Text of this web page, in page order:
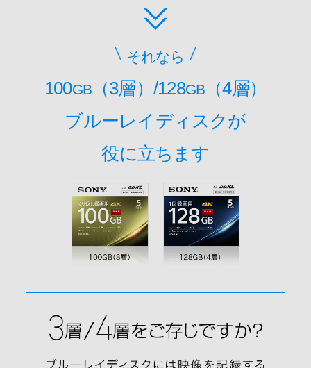
それなら
100GB （3層）/128GB
（4層）
ブルーレイディスクが
役に立ちます